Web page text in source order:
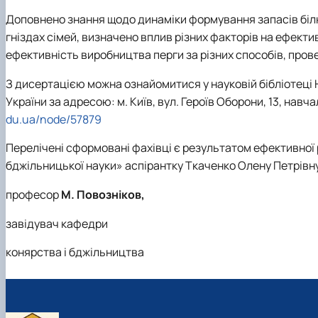
Доповнено знання щодо динаміки формування запасів
гніздах сімей, визначено вплив різних факторів на
ефективність виробництва перги за різних способів,
З дисертацією можна ознайомитися у науковій
України за адресою: м. Київ, вул. Героїв Оборони, 13,
du.ua/node/57879
Перелічені сформовані фахівці є результатом
бджільницької науки» аспірантку Ткаченко Олену
професорМ. Повозніков,
завідувач кафедри
конярства і бджільництва